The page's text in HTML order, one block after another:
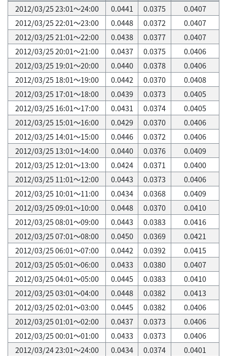
2012/03/25 23:01～24:00
0.0441 0.0375
0.0407
2012/03/25 22:01～23:00
0.0448 0.0372
0.0407
2012/03/25 21:01～22:00
0.0438 0.0377
0.0407
2012/03/25 20:01～21:00
0.0437 0.0375
0.0406
2012/03/25 19:01～20:00
0.0440 0.0378
0.0406
2012/03/25 18:01～19:00
0.0442 0.0370
0.0408
2012/03/25 17:01～18:00
0.0439 0.0373
0.0405
2012/03/25 16:01～17:00
0.0431 0.0374
0.0405
2012/03/25 15:01～16:00
0.0429 0.0370
0.0406
2012/03/25 14:01～15:00
0.0446 0.0372
0.0406
2012/03/25 13:01～14:00
0.0440 0.0376
0.0409
2012/03/25 12:01～13:00
0.0424 0.0371
0.0400
2012/03/25 11:01～12:00
0.0443 0.0373
0.0406
2012/03/25 10:01～11:00
0.0434 0.0368
0.0409
2012/03/25 09:01～10:00
0.0448 0.0370
0.0410
2012/03/25 08:01～09:00
0.0443 0.0383
0.0416
2012/03/25 07:01～08:00
0.0450 0.0369
0.0421
2012/03/25 06:01～07:00
0.0442 0.0392
0.0415
2012/03/25 05:01～06:00
0.0433 0.0380
0.0407
2012/03/25 04:01～05:00
0.0445 0.0383
0.0410
2012/03/25 03:01～04:00
0.0448 0.0382
0.0413
2012/03/25 02:01～03:00
0.0445 0.0382
0.0406
2012/03/25 01:01～02:00
0.0437 0.0373
0.0406
2012/03/25 00:01～01:00
0.0433 0.0373
0.0406
2012/03/24 23:01～24:00
0.0434 0.0374
0.0401